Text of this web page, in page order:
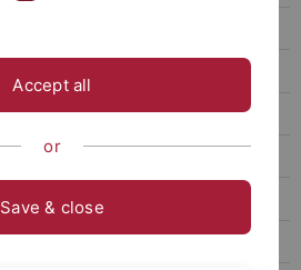
Accept all
or
Save & close